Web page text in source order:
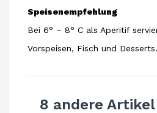
Speisenempfehlung
Bei 6° – 8° C als Aperitif
Vorspeisen, Fisch und Desserts.
8 andere